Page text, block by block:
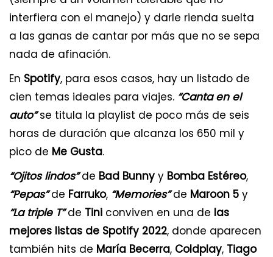
interfiera con el manejo) y darle rienda suelta
a las ganas de cantar por más que no se sepa
nada de afinación.
En Spotify, para esos casos, hay un listado de
cien temas ideales para viajes. “Canta en el
auto”se titula la playlist de poco más de seis
horas de duración que alcanza los 650 mil y
pico de Me Gusta.
“Ojitos lindos”de Bad Bunny y Bomba Estéreo,
“Pepas”de Farruko, “Memories”de Maroon 5 y
“La triple T”de Tini conviven en una de las
mejores listas de Spotify 2022, donde aparecen
también hits de María Becerra, Coldplay, Tiago